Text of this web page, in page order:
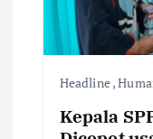
Headline,
Kepala